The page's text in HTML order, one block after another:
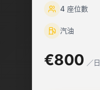
4 座位數
汽油
€800 ／日